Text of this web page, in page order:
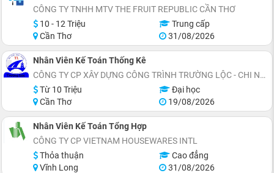
CÔNG TY TNHH MTV THE FRUIT REPUBLIC CẦN THƠ
10 - 12 Triệu
Trung cấp
Cần Thơ
31/08/2026
Nhân Viên Kế Toán Thống Kê
CÔNG TY CP XÂY DỰNG CÔNG TRÌNH TRƯỜNG LỘC - CHI NHÁNH CẦN THƠ
Từ 10 Triệu
Đại học
Cần Thơ
19/08/2026
Nhân Viên Kế Toán Tổng Hợp
CÔNG TY CP VIETNAM HOUSEWARES INTL
Thỏa thuận
Cao đẳng
Vĩnh Long
31/08/2026